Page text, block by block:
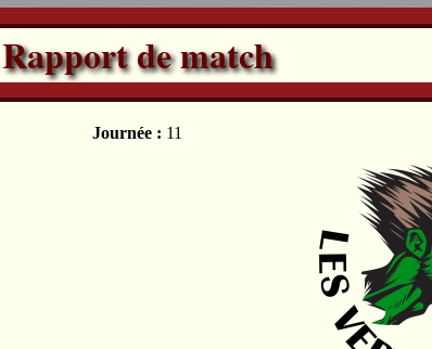
Rapport de match
Journée : 11